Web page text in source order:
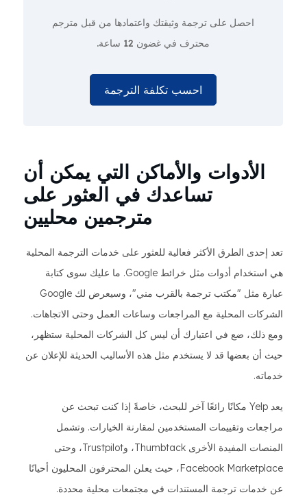
احصل على ترجمة وثيقتك واعتمادها من قبل مترجم
محترف في غضون 12 ساعة.
احسب تكلفة الترجمة
الأدوات والأماكن التي يمكن أن
تساعدك في العثور على
مترجمين محليين
تعد إحدى الطرق الأكثر فعالية للعثور على خدمات الترجمة المحلية
هي استخدام أدوات مثل خرائط Google. ما عليك سوى كتابة
عبارة مثل "مكتب ترجمة بالقرب مني"، وسيعرض لك Google
الشركات المحلية مع المراجعات وساعات العمل وحتى الاتجاهات.
ومع ذلك، ضع في اعتبارك أن ليس كل الشركات المحلية ستظهر،
حيث أن بعضها قد لا يستخدم مثل هذه الأساليب الحديثة للإعلان عن
خدماته.
يعد Yelp مكانًا رائعًا آخر للبحث، خاصةً إذا كنت تبحث عن
مراجعات وتقييمات المستخدمين لمقارنة الخيارات. وتشمل
المنصات المفيدة الأخرى Thumbtack، وTrustpilot، وحتى
Facebook Marketplace، حيث يعلن المحترفون المحليون أحيانًا
عن خدمات ترجمة المستندات في مجتمعات محلية محددة.